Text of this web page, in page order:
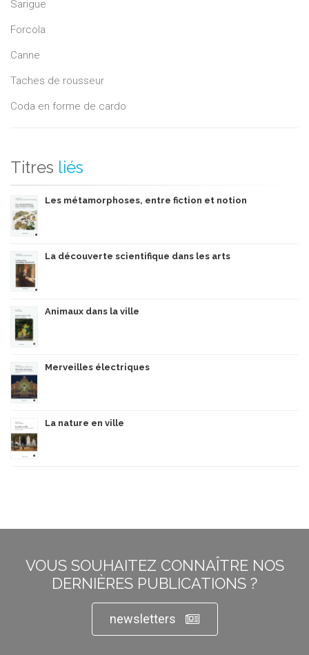
Sarigue
Forcola
Canne
Taches de rousseur
Coda en forme de cardo
Titres liés
Les métamorphoses, entre fiction et notion
La découverte scientifique dans les arts
Animaux dans la ville
Merveilles électriques
La nature en ville
VOUS SOUHAITEZ CONNAÎTRE NOS
DERNIÈRES PUBLICATIONS ?
newsletters